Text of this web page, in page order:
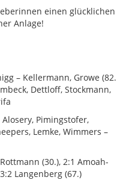
einen glücklichen
Anlage!
– Kellermann, Growe (82.
Dettloff, Stockmann,
Alosery, Pimingstofer,
Lemke, Wimmers –
(30.), 2:1 Amoah-
Langenberg (67.)